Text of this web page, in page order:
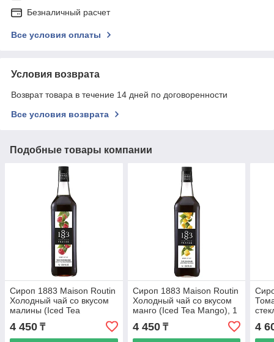
Безналичный расчет
Все условия оплаты
Условия возврата
Возврат товара в течение 14 дней по договоренности
Все условия возврата
Подобные товары компании
Сироп 1883 Maison Routin
Холодный чай со вкусом
малины (Iced Tea
Raspberry), 1 л, стекло
4 450 ₸
Сироп 1883 Maison Routin
Холодный чай со вкусом
манго (Iced Tea Mango), 1
л, стекло
4 450₸ 4